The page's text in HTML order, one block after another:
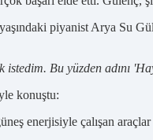
piyanist Arya Su
Bu yüzden adını
konuştu:
enerjisiyle çalışan